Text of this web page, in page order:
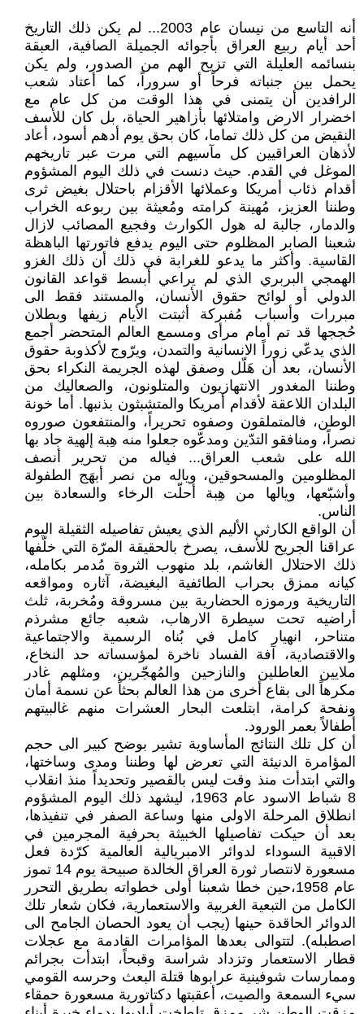
أنه التاسع من نيسان عام 2003... لم يكن ذلك التاريخ
أحد أيام ربيع العراق بأجوائه الجميلة الصافية، العبقة
بنسائمه العليلة التي تزيح الهم من الصدور، ولم يكن
يحمل بين جنباته فرحاً أو سروراً، كما أعتاد شعب
الرافدين أن يتمنى في هذا الوقت من كل عام مع
اخضرار الارض وامتلائها بأزاهير الحياة، بل كان للأسف
النقيض من كل ذلك تماما، كان بحق يوم أدهم أسود، أعاد
لأذهان العراقيين كل مآسيهم التي مرت عبر تاريخهم
الموغل في القدم. حيث دنست في ذلك اليوم المشؤوم
أقدام ذئاب أمريكا وعملائها الأقزام باحتلال بغيض ثرى
وطننا العزيز، مُهينة كرامته ومُعيثة بين ربوعه الخراب
والدمار، جالبة له هول الكوارث وفجيع المصائب لازال
شعبنا الصابر المظلوم حتى اليوم يدفع فاتورتها الباهظة
القاسية. وأكثر ما يدعو للغرابة في ذلك أن ذلك الغزو
الهمجي البربري الذي لم يراعي أبسط قواعد القانون
الدولي أو لوائح حقوق الأنسان، والمستند فقط الى
مبررات وأسباب مُفبركة أثبتت الأيام زيفها وبطلان
حُججها قد تم أمام مرأى ومسمع العالم المتحضر أجمع
الذي يدعّي زوراً الانسانية والتمدن، ويرّوج لأكذوبة حقوق
الأنسان، بعد أن هَلّل وصفق لهذه الجريمة النكراء بحق
وطننا المغدور الانتهازيون والمتلونون، والصعاليك من
البلدان اللاعقة لأقدام أمريكا والمتشبثون بذنبها. أما خونة
الوطن، فالمتملقون وصفوه تحريراً، والمنتفعون صوروه
نصراً، ومنافقو التدّين ومدعّوه جعلوا منه هِبة إلهية جاد بها
الله على شعب العراق... فياله من تحرير أنصف
المظلومين والمسحوقين، وياله من نصر أبهَج الطفولة
وأشبّعها، ويالها من هِبة أحلّت الرخاء والسعادة بين
الناس.
أن الواقع الكارثي الأليم الذي يعيش تفاصيله الثقيلة اليوم
عراقنا الجريح للأسف، يصرخ بالحقيقة المرّة التي خلّفها
ذلك الاحتلال الغاشم، بلد منهوب الثروة مُدمر بكامله،
كيانه ممزق بحراب الطائفية البغيضة، آثاره ومواقعه
التاريخية ورموزه الحضارية بين مسروقة ومُخربة، ثلث
أراضيه تحت سيطرة الارهاب، شعبه جائع مشرذم
متناحر، انهيار كامل في بُناه الرسمية والاجتماعية
والاقتصادية، آفة الفساد ناخرة لمؤسساته حد النخاع،
ملايين العاطلين والنازحين والمُهجّرين، ومثلهم غادر
مكرهاً الى بقاع أخرى من هذا العالم بحثاً عن نسمة أمان
ونفحة كرامة، ابتلعت البحار العشرات منهم غالبيتهم
أطفالاً بعمر الورود.
أن كل تلك النتائج المأساوية تشير بوضح كبير الى حجم
المؤامرة الدنيئة التي تعرض لها وطننا ومدى وساختها،
والتي ابتدأت منذ وقت ليس بالقصير وتحديداً منذ انقلاب
8 شباط الاسود عام 1963، ليشهد ذلك اليوم المشؤوم
انطلاق المرحلة الاولى منها وساعة الصفر في تنفيذها،
بعد أن حيكت تفاصيلها الخبيثة بحرفية المجرمين في
الاقبية السوداء لدوائر الامبريالية العالمية كرّدة فعل
مسعورة لانتصار ثورة العراق الخالدة صبيحة يوم 14 تموز
عام 1958،حين خطا شعبنا أولى خطواته بطريق التحرر
الكامل من التبعية الغربية والاستعمارية، فكان شعار تلك
الدوائر الحاقدة حينها (يجب أن يعود الحصان الجامح الى
اصطبله). لتتوالى بعدها المؤامرات القادمة مع عجلات
قطار الاستعمار وتزداد شراسة وقبحاً، ابتدأت بجرائم
وممارسات شوفينية عرابوها قتلة البعث وحرسه القومي
سيء السمعة والصيت، أعقبتها دكتاتورية مسعورة حمقاء